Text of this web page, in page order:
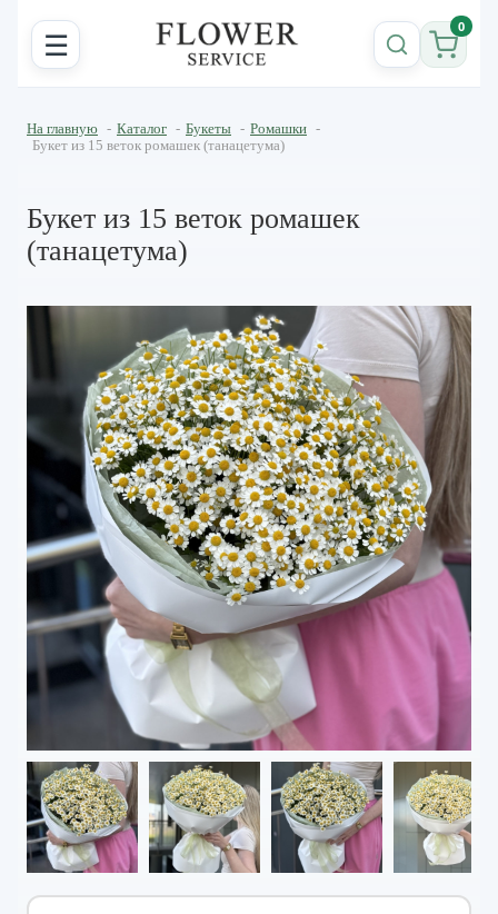
☰ 0
На главную - Каталог - Букеты - Ромашки -
Букет из 15 веток ромашек (танацетума)
Букет из 15 веток ромашек
(танацетума)